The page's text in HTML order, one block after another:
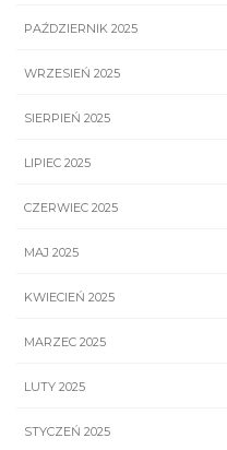
PAŹDZIERNIK 2025
WRZESIEŃ 2025
SIERPIEŃ 2025
LIPIEC 2025
CZERWIEC 2025
MAJ 2025
KWIECIEŃ 2025
MARZEC 2025
LUTY 2025
STYCZEŃ 2025